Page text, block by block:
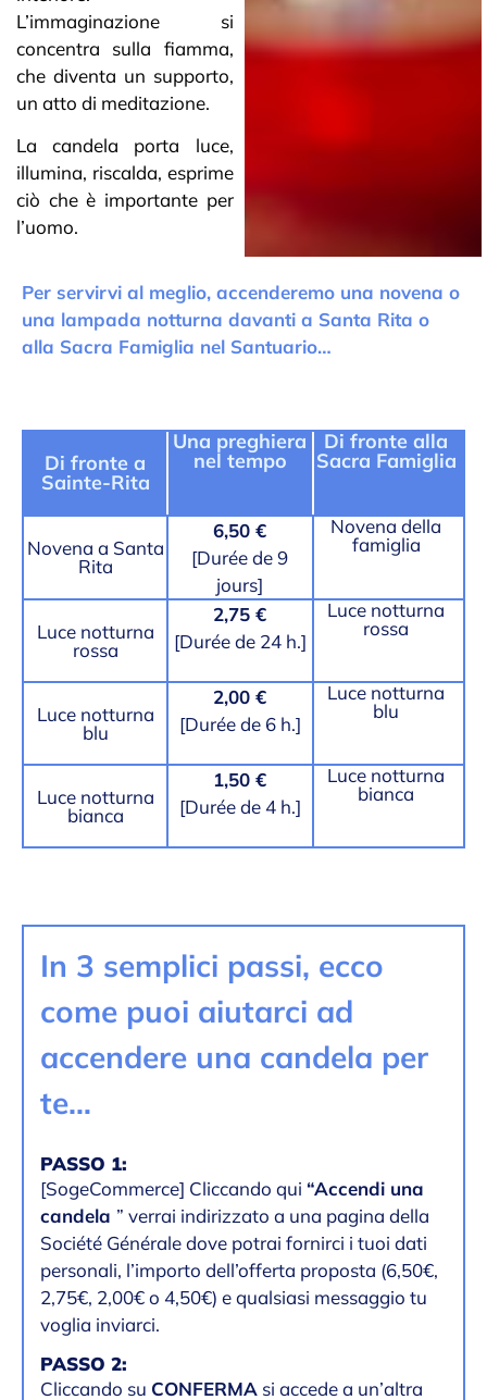
L’immaginazione si
concentra sulla fiamma,
che diventa un supporto,
un atto di meditazione.
La candela porta luce,
illumina, riscalda, esprime
ciò che è importante per
l’uomo.
Per servirvi al meglio, accenderemo una novena o
una lampada notturna davanti a Santa Rita o
alla Sacra Famiglia nel Santuario…
Di fronte a
Sainte-Rita
Una preghiera
nel tempo
Di fronte alla
Sacra Famiglia
Novena a Santa
Rita
6,50 €
[Durée de 9
jours]
Novena della
famiglia
Luce notturna
rossa
2,75 €
[Durée de 24 h.]
Luce notturna
rossa
Luce notturna
blu
2,00 €
[Durée de 6 h.]
Luce notturna
blu
Luce notturna
bianca
1,50 €
[Durée de 4 h.]
Luce notturna
bianca
In 3 semplici passi, ecco
come puoi aiutarci ad
accendere una candela per
te…
PASSO 1:
[SogeCommerce] Cliccando qui “Accendi una
candela ” verrai indirizzato a una pagina della
Société Générale dove potrai fornirci i tuoi dati
personali, l’importo dell’offerta proposta (6,50€,
2,75€, 2,00€ o 4,50€) e qualsiasi messaggio tu
voglia inviarci.
PASSO 2:
Cliccando su CONFERMA si accede a un’altra